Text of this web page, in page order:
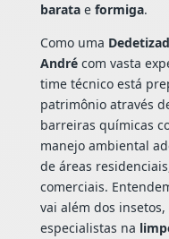
baratae formiga.
Como uma
Andrécom vasta
time técnico está
patrimônio através
barreiras químicas
manejo ambiental
de áreas
comerciais.
vai além dos
especialistas na